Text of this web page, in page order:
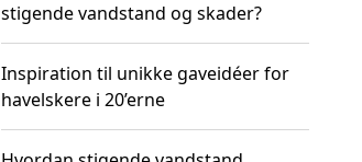
stigende vandstand og skader?
Inspiration til unikke gaveidéer for
havelskere i 20’erne